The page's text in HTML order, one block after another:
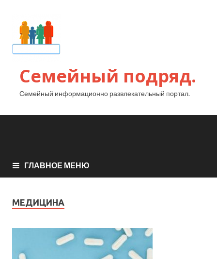
Семейный подряд.
Семейный информационно развлекательный портал.
ГЛАВНОЕ МЕНЮ
МЕДИЦИНА